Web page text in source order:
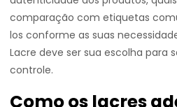
comparação com etiquetas
los conforme as suas
Lacre deve ser sua escolha para
controle.
Como os lacres